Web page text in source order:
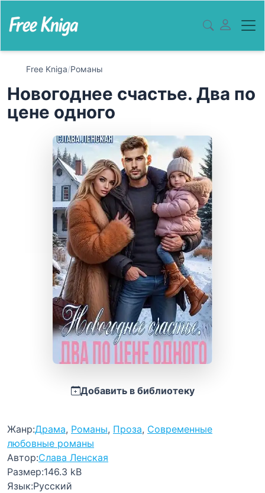
Free Kniga/Романы
Новогоднее счастье. Два по
цене одного
Добавить в библиотеку
Жанр:Драма, Романы, Проза, Современные
любовные романы
Автор:Слава Ленская
Размер:146.3 kB
Язык:Русский